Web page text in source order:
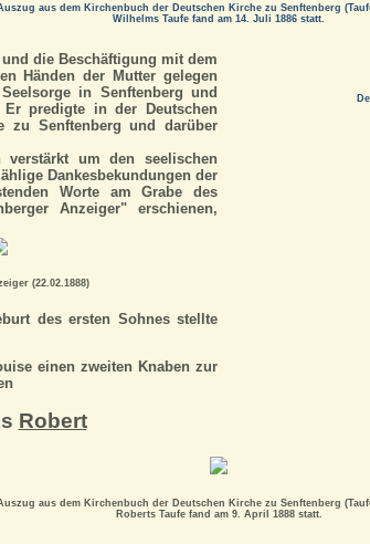
aus dem Kirchenbuch der Deutschen Kirche zu Senftenberg
Wilhelms Taufe fand am 14. Juli 1886 statt.
die Beschäftigung mit dem
Händen der Mutter gelegen
in Senftenberg und
predigte in der Deutschen
zu Senftenberg und darüber
um den seelischen
Dankesbekundungen der
Worte am Grabe des
Anzeiger" erschienen,
(22.02.1888)
des ersten Sohnes stellte
einen zweiten Knaben zur
Robert
aus dem Kirchenbuch der Deutschen Kirche zu Senftenberg
Roberts Taufe fand am 9. April 1888 statt.